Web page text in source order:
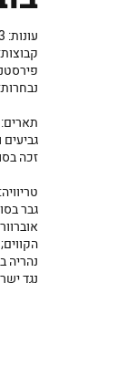
עונות: 13
זכה
נהריה
נגד